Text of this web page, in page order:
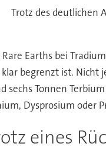
Trotz des deutlichen
Earths bei
begrenzt ist.
sechs Tonnen
Dysprosium oder
eines